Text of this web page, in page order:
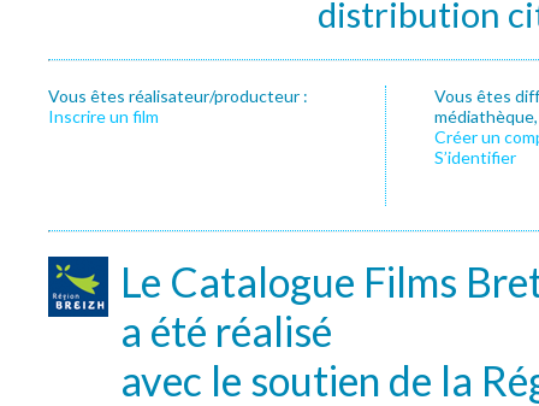
distribution
Vous êtes réalisateur/producteur :
Inscrire un film
Vous êtes
Créer un
S’identifier
Le Catalogue Films
a été réalisé
avec le soutien de la